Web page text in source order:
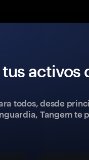
activos
todos, desde
Tangem